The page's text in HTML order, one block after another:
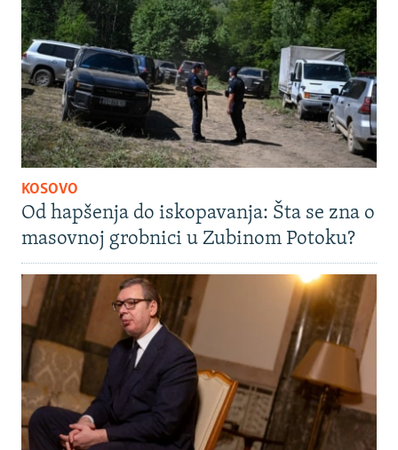
KOSOVO
Od hapšenja do iskopavanja: Šta se zna o
masovnoj grobnici u Zubinom Potoku?